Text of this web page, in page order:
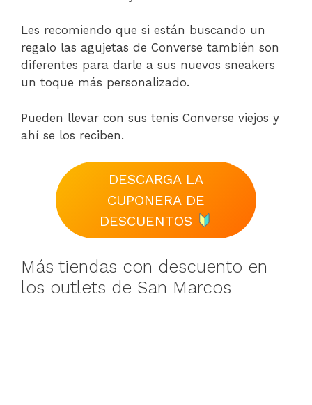
Les recomiendo que si están buscando un
regalo las agujetas de Converse también son
diferentes para darle a sus nuevos sneakers
un toque más personalizado.
Pueden llevar con sus tenis Converse viejos y
ahí se los reciben.
DESCARGA LA
CUPONERA DE
DESCUENTOS
Más tiendas con descuento en
los outlets de San Marcos